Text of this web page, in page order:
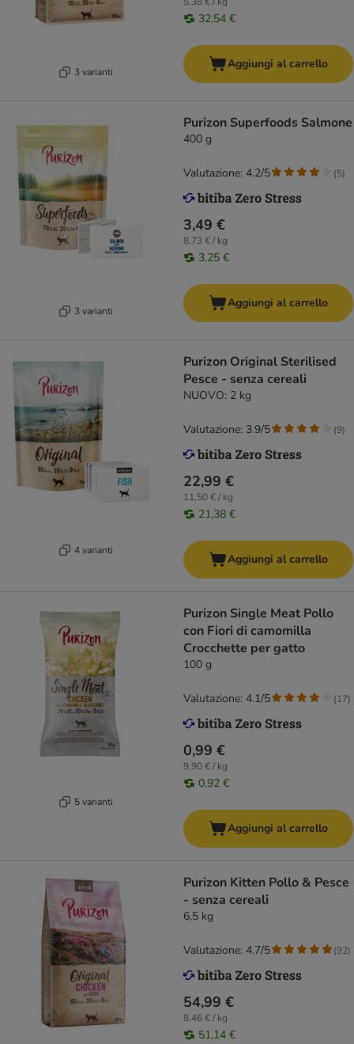
3 varianti
32,54 €
Aggiungi al carrello
3 varianti
Purizon Superfoods Salmone
400 g
3,49 €
8,73 € / kg
3,25 €
Valutazione: 4.2/5 (5)
Aggiungi al carrello
4 varianti
Purizon Original Sterilised
Pesce - senza cereali
NUOVO: 2 kg
22,99 €
11,50 € / kg
21,38 €
Valutazione: 3.9/5 (9)
Aggiungi al carrello
5 varianti
Purizon Single Meat Pollo
con Fiori di camomilla
Crocchette per gatto
100 g
0,99 €
9,90 € / kg
0,92 €
Valutazione: 4.1/5 (17)
Aggiungi al carrello
Purizon Kitten Pollo & Pesce
- senza cereali
6,5 kg
54,99 €
8,46 € / kg
51,14 €
Valutazione: 4.7/5 (92)